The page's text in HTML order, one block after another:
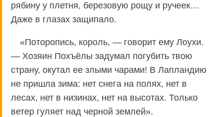
рябину у плетня, березовую рощу и ручеек…
Даже в глазах защипало.
«Поторопись, король, — говорит ему Лоухи.
— Хозяин Похъёлы задумал погубить твою
страну, окутал ее злыми чарами! В Лапландию
не пришла зима: нет снега на полях, нет в
лесах, нет в низинах, нет на высотах. Только
ветер гуляет над черной землей».